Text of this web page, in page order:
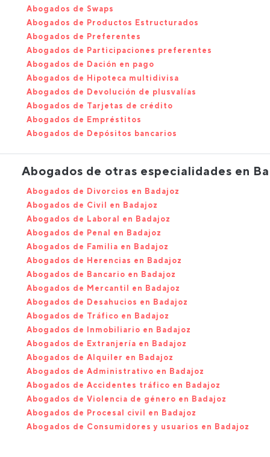
Abogados de Swaps
Abogados de Productos Estructurados
Abogados de Preferentes
Abogados de Participaciones preferentes
Abogados de Dación en pago
Abogados de Hipoteca multidivisa
Abogados de Devolución de plusvalías
Abogados de Tarjetas de crédito
Abogados de Empréstitos
Abogados de Depósitos bancarios
Abogados de otras especialidades en
Abogados de Divorcios en Badajoz
Abogados de Civil en Badajoz
Abogados de Laboral en Badajoz
Abogados de Penal en Badajoz
Abogados de Familia en Badajoz
Abogados de Herencias en Badajoz
Abogados de Bancario en Badajoz
Abogados de Mercantil en Badajoz
Abogados de Desahucios en Badajoz
Abogados de Tráfico en Badajoz
Abogados de Inmobiliario en Badajoz
Abogados de Extranjería en Badajoz
Abogados de Alquiler en Badajoz
Abogados de Administrativo en Badajoz
Abogados de Accidentes tráfico en Badajoz
Abogados de Violencia de género en Badajoz
Abogados de Procesal civil en Badajoz
Abogados de Consumidores y usuarios en Badajoz